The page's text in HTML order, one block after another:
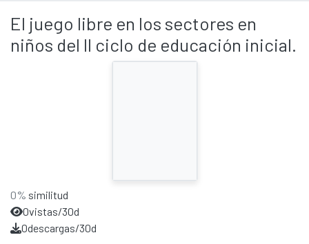
El juego libre en los sectores en
niños del II ciclo de educación inicial.
0% similitud
0vistas/30d
0descargas/30d